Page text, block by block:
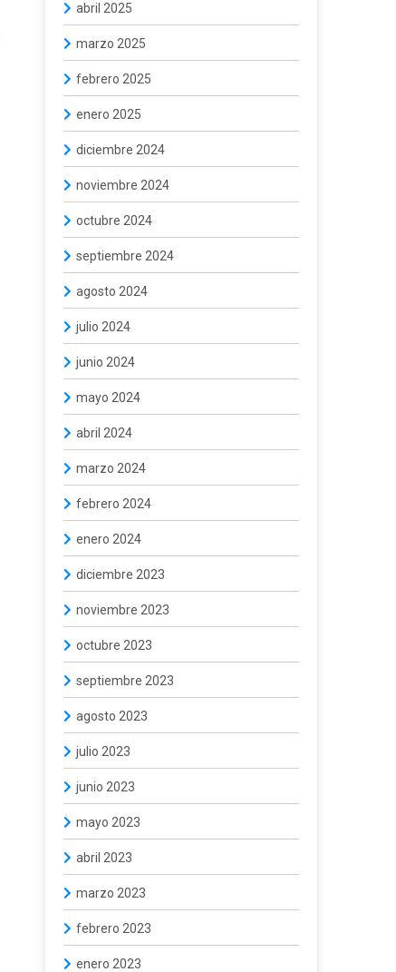
abril 2025
marzo 2025
febrero 2025
enero 2025
diciembre 2024
noviembre 2024
octubre 2024
septiembre 2024
agosto 2024
julio 2024
junio 2024
mayo 2024
abril 2024
marzo 2024
febrero 2024
enero 2024
diciembre 2023
noviembre 2023
octubre 2023
septiembre 2023
agosto 2023
julio 2023
junio 2023
mayo 2023
abril 2023
marzo 2023
febrero 2023
enero 2023